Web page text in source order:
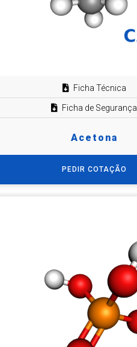
Ficha Técnica
Ficha de Segurança
Acetona
PEDIR COTAÇÃO